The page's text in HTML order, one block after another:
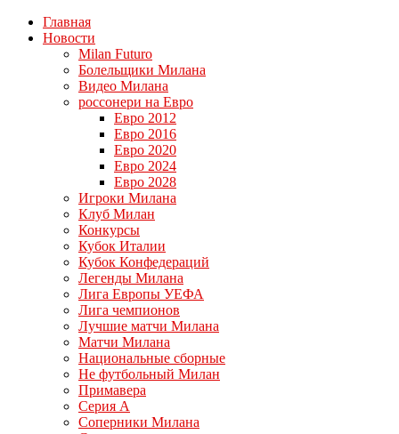
Главная
Новости
Milan Futuro
Болельщики Милана
Видео Милана
россонери на Евро
Евро 2012
Евро 2016
Евро 2020
Евро 2024
Евро 2028
Игроки Милана
Клуб Милан
Конкурсы
Кубок Италии
Кубок Конфедераций
Легенды Милана
Лига Европы УЕФА
Лига чемпионов
Лучшие матчи Милана
Матчи Милана
Национальные сборные
Не футбольный Милан
Примавера
Серия А
Соперники Милана